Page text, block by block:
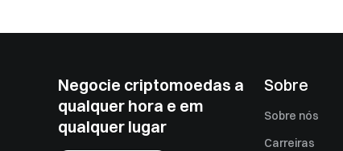
Negocie criptomoedas a
qualquer hora e em
qualquer lugar
Sobre
Sobre nós
Carreiras